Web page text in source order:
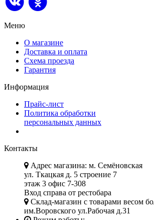
Меню
О магазине
Доставка и оплата
Схема проезда
Гарантия
Информация
Прайс-лист
Политика обработки
персональных данных
Контакты
Адрес магазина: м. Семёновская
ул. Ткацкая д. 5 строение 7
этаж 3 офис 7-308
Вход справа от рестобара
Склад-магазин с товарами весом
им.Воровского ул.Рабочая д.31